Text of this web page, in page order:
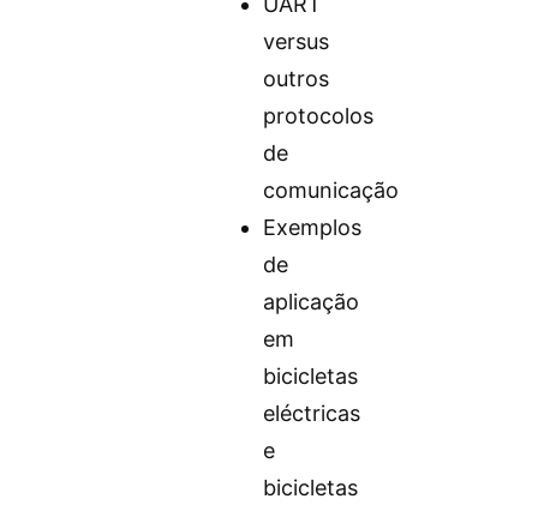
versus
outros
protocolos
de
comunicação
Exemplos
de
aplicação
em
bicicletas
eléctricas
e
bicicletas